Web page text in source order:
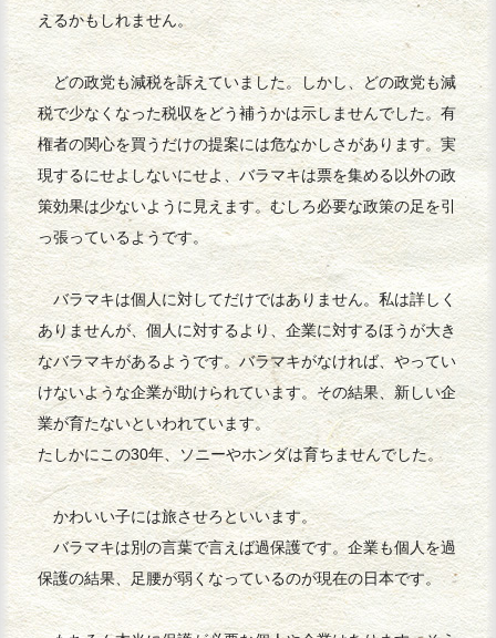
えるかもしれません。
どの政党も減税を訴えていました。しかし、どの政党も減
税で少なくなった税収をどう補うかは示しませんでした。有
権者の関心を買うだけの提案には危なかしさがあります。実
現するにせよしないにせよ、バラマキは票を集める以外の政
策効果は少ないように見えます。むしろ必要な政策の足を引
っ張っているようです。
バラマキは個人に対してだけではありません。私は詳しく
ありませんが、個人に対するより、企業に対するほうが大き
なバラマキがあるようです。バラマキがなければ、やってい
けないような企業が助けられています。その結果、新しい企
業が育たないといわれています。
たしかにこの30年、ソニーやホンダは育ちませんでした。
かわいい子には旅させろといいます。
バラマキは別の言葉で言えば過保護です。企業も個人を過
保護の結果、足腰が弱くなっているのが現在の日本です。